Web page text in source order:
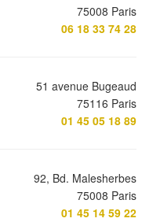
75008 Paris
06 18 33 74 28
51 avenue Bugeaud
75116 Paris
01 45 05 18 89
92, Bd. Malesherbes
75008 Paris
01 45 14 59 22